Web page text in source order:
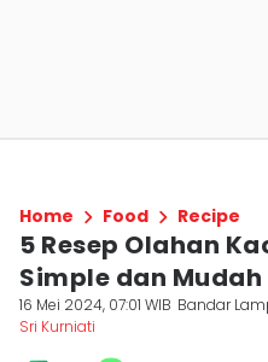
Home Food Recipe
5 Resep Olahan
Simple dan Mudah
16 Mei 2024, 07:01 WIB Bandar
Sri Kurniati